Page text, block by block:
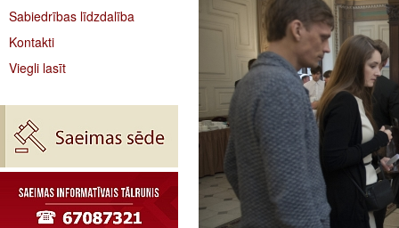
Sabiedrības līdzdalība
Kontakti
Viegli lasīt